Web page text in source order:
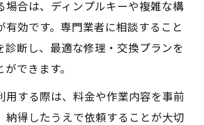
場合は、ディンプルキーや複雑な構
有効です。専門業者に相談すること
診断し、最適な修理・交換プランを
できます。
用する際は、料金や作業内容を事前
納得したうえで依頼することが大切